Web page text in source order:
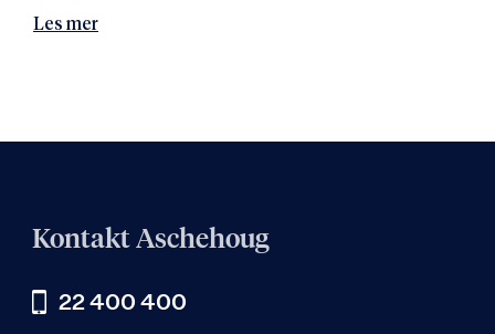
Les mer
Kontakt Aschehoug
22 400 400